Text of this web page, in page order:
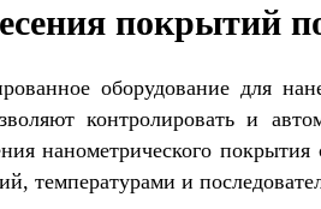
покрытий
оборудование для
контролировать и
нанометрического
температурами и